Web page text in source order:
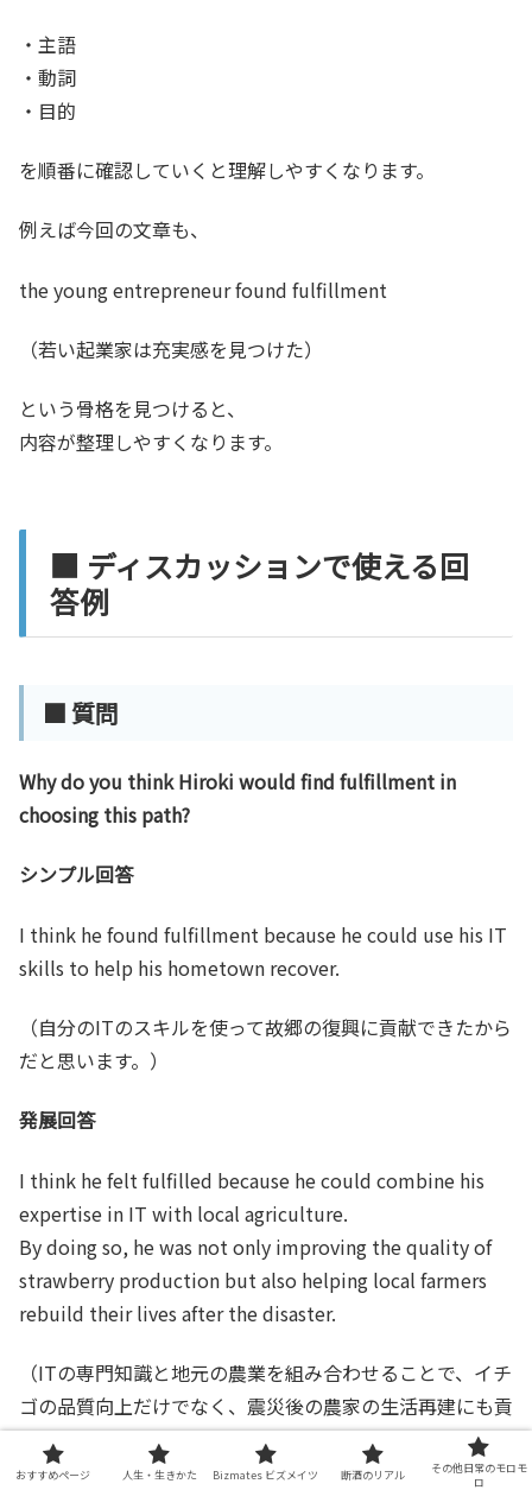
・主語
・動詞
・目的
を順番に確認していくと理解しやすくなります。
例えば今回の文章も、
the young entrepreneur found fulfillment
（若い起業家は充実感を見つけた）
という骨格を見つけると、
内容が整理しやすくなります。
■ ディスカッションで使える回
答例
■ 質問
Why do you think Hiroki would find fulfillment in
choosing this path?
シンプル回答
I think he found fulfillment because he could use his IT
skills to help his hometown recover.
（自分のITのスキルを使って故郷の復興に貢献できたから
だと思います。）
発展回答
I think he felt fulfilled because he could combine his
expertise in IT with local agriculture.
By doing so, he was not only improving the quality of
strawberry production but also helping local farmers
rebuild their lives after the disaster.
（ITの専門知識と地元の農業を組み合わせることで、イチ
ゴの品質向上だけでなく、震災後の農家の生活再建にも貢
献できたからだと思います。）
おすすめページ 人生・生きかた Bizmates ビズメイツ 断酒のリアル
その他日常のモロモ
ロ